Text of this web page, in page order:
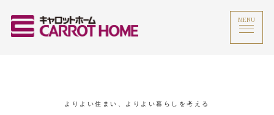
MENU
よりよい住まい、よりよい暮らしを考える